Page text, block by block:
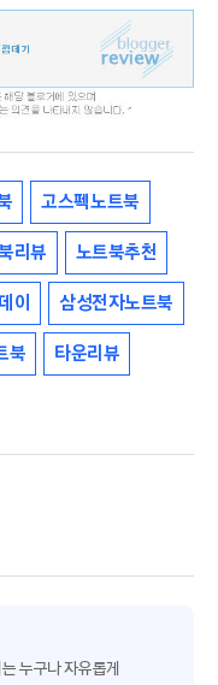
고스펙노트북
리뷰 노트북추천
이 삼성전자노트북
북 타운리뷰
누구나 자유롭게